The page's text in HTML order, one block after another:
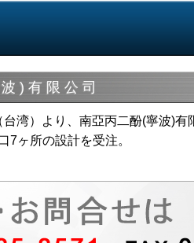
)有限公司
湾）より、南亞丙二酚(寧波)有
ヶ所の設計を受注。